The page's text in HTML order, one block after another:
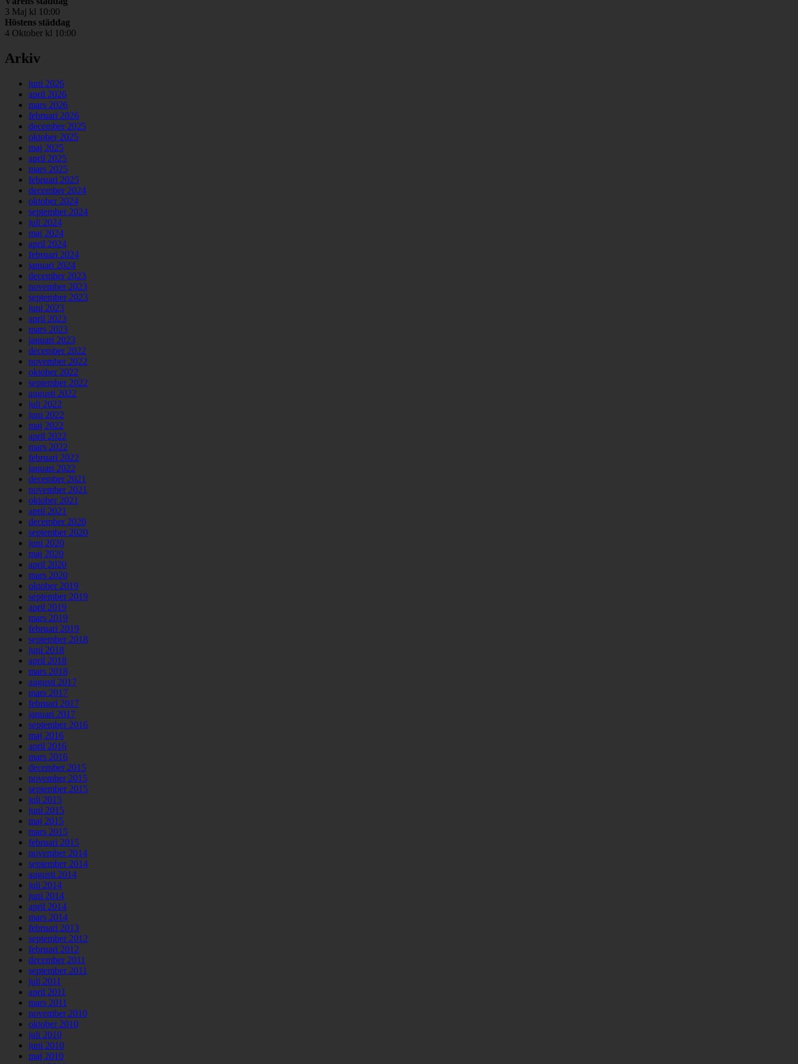
3 Maj kl 10:00
Höstens städdag
4 Oktober kl 10:00
Arkiv
juni 2026
april 2026
mars 2026
februari 2026
december 2025
oktober 2025
maj 2025
april 2025
mars 2025
februari 2025
december 2024
oktober 2024
september 2024
juli 2024
maj 2024
april 2024
februari 2024
januari 2024
december 2023
november 2023
september 2023
juni 2023
april 2023
mars 2023
januari 2023
december 2022
november 2022
oktober 2022
september 2022
augusti 2022
juli 2022
juni 2022
maj 2022
april 2022
mars 2022
februari 2022
januari 2022
december 2021
november 2021
oktober 2021
april 2021
december 2020
september 2020
juni 2020
maj 2020
april 2020
mars 2020
oktober 2019
september 2019
april 2019
mars 2019
februari 2019
september 2018
juni 2018
april 2018
mars 2018
augusti 2017
mars 2017
februari 2017
januari 2017
september 2016
maj 2016
april 2016
mars 2016
december 2015
november 2015
september 2015
juli 2015
juni 2015
maj 2015
mars 2015
februari 2015
november 2014
september 2014
augusti 2014
juli 2014
juni 2014
april 2014
mars 2014
februari 2013
september 2012
februari 2012
december 2011
september 2011
juli 2011
april 2011
mars 2011
november 2010
oktober 2010
juli 2010
juni 2010
maj 2010